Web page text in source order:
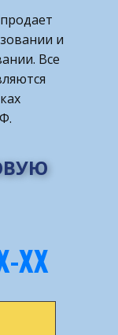
и
Все
ХХ